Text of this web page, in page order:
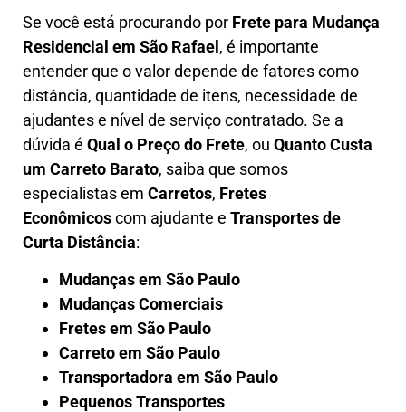
Se você está procurando por Frete para Mudança
Residencial em São Rafael, é importante
entender que o valor depende de fatores como
distância, quantidade de itens, necessidade de
ajudantes e nível de serviço contratado. Se a
dúvida é Qual o Preço do Frete, ou Quanto Custa
um Carreto Barato, saiba que somos
especialistas em Carretos, Fretes
Econômicoscom ajudante e Transportes de
Curta Distância:
Mudanças em São Paulo
Mudanças Comerciais
Fretes em São Paulo
Carreto em São Paulo
Transportadora em São Paulo
Pequenos Transportes